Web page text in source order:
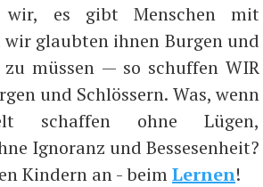
wir, es gibt Menschen mit
glaubten ihnen Burgen und
zu müssen — so schuffen WIR
und Schlössern. Was, wenn
schaffen ohne Lügen,
Ignoranz und Bessesenheit?
Kindern an - beimLernen!